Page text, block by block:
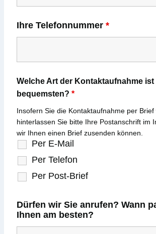
Ihre Telefonnummer *
Welche Art der Kontaktaufnahme ist
bequemsten? *
Per E-Mail
Per Telefon
Per Post-Brief
Insofern Sie die Kontaktaufnahme per Brief
hinterlassen Sie bitte Ihre Postanschrift im
wir Ihnen einen Brief zusenden können.
Dürfen wir Sie anrufen? Wann
Ihnen am besten?